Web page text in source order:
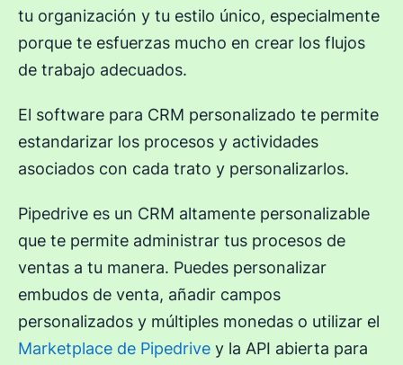
tu organización y tu estilo único, especialmente
porque te esfuerzas mucho en crear los flujos
de trabajo adecuados.
El software para CRM personalizado te permite
estandarizar los procesos y actividades
asociados con cada trato y personalizarlos.
Pipedrive es un CRM altamente personalizable
que te permite administrar tus procesos de
ventas a tu manera. Puedes personalizar
embudos de venta, añadir campos
personalizados y múltiples monedas o utilizar el
Marketplace de Pipedrive y la API abierta para